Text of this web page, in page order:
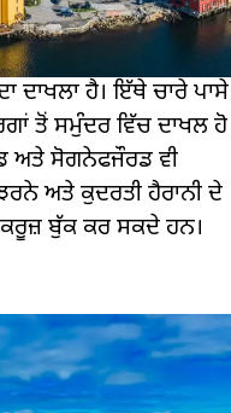
ਹੈ। ਇੱਥੇ ਚਾਰੇ ਪਾਸੇ
ਤੋਂ ਸਮੁੰਦਰ ਵਿੱਚ ਦਾਖਲ ਹੋ
ਅਤੇ ਸੋਗਨੇਫਜੌਰਡ ਵੀ
ਅਤੇ ਕੁਦਰਤੀ ਹੈਰਾਨੀ ਦੇ
ਬੁੱਕ ਕਰ ਸਕਦੇ ਹਨ।